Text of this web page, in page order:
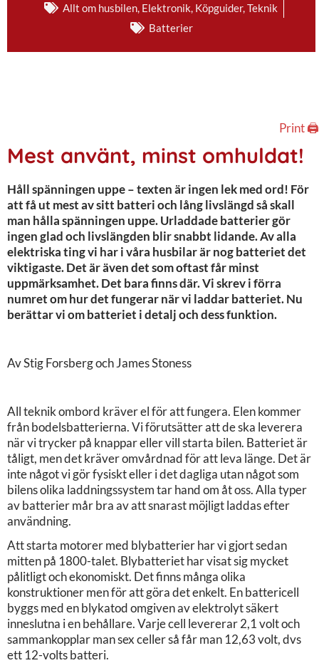
Allt om husbilen, Elektronik, Köpguider,Teknik
Batterier
Print 🖨
Mest använt, minst omhuldat!
Håll spänningen uppe – texten är ingen lek med ord! För
att få ut mest av sitt batteri och lång livslängd så skall
man hålla spänningen uppe. Urladdade batterier gör
ingen glad och livslängden blir snabbt lidande. Av alla
elektriska ting vi har i våra husbilar är nog batteriet det
viktigaste. Det är även det som oftast får minst
uppmärksamhet. Det bara finns där. Vi skrev i förra
numret om hur det fungerar när vi laddar batteriet. Nu
berättar vi om batteriet i detalj och dess funktion.
Av Stig Forsberg och James Stoness
All teknik ombord kräver el för att fungera. Elen kommer
från bodelsbatterierna. Vi förutsätter att de ska leverera
när vi trycker på knappar eller vill starta bilen. Batteriet är
tåligt, men det kräver omvårdnad för att leva länge. Det är
inte något vi gör fysiskt eller i det dagliga utan något som
bilens olika laddningssystem tar hand om åt oss. Alla typer
av batterier mår bra av att snarast möjligt laddas efter
användning.
Att starta motorer med blybatterier har vi gjort sedan
mitten på 1800-talet. Blybatteriet har visat sig mycket
pålitligt och ekonomiskt. Det finns många olika
konstruktioner men för att göra det enkelt. En battericell
byggs med en blykatod omgiven av elektrolyt säkert
inneslutna i en behållare. Varje cell levererar 2,1 volt och
sammankopplar man sex celler så får man 12,63 volt, dvs
ett 12-volts batteri.